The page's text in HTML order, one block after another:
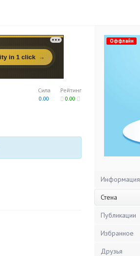
Рейтинг
0.00
Сила
0.00
Оффлайн
Информация
Стена
Публикации
Избранное
Друзья